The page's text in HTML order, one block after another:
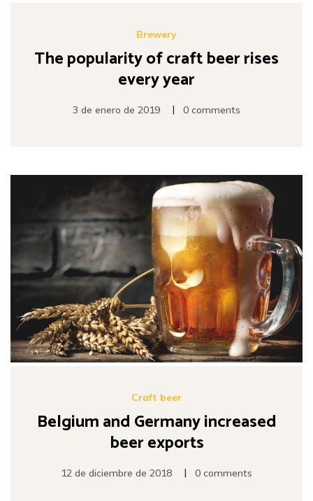
Brewery
The popularity of craft beer rises
every year
3 de enero de 2019 | 0 comments
Craft beer
Belgium and Germany increased
beer exports
12 de diciembre de 2018 | 0 comments